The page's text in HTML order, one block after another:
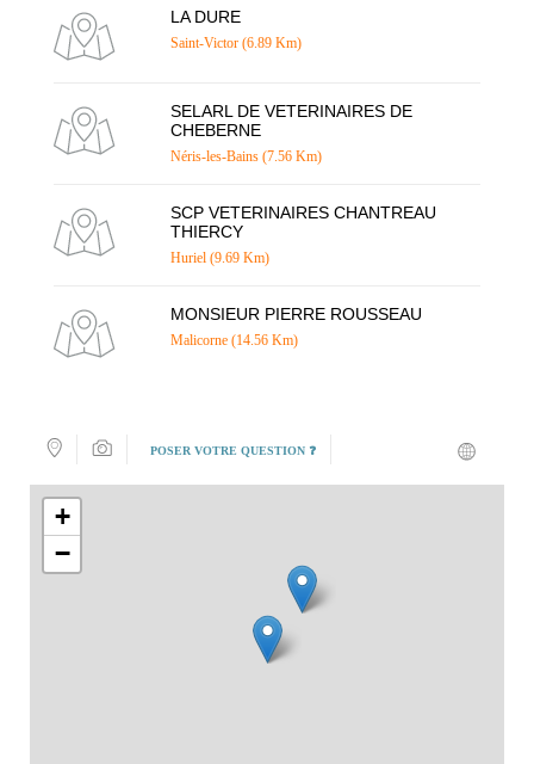
LA DURE
Saint-Victor (6.89 Km)
SELARL DE VETERINAIRES DE
CHEBERNE
Néris-les-Bains (7.56 Km)
SCP VETERINAIRES CHANTREAU
THIERCY
Huriel (9.69 Km)
MONSIEUR PIERRE ROUSSEAU
Malicorne (14.56 Km)
POSER VOTRE QUESTION ❓
+
−